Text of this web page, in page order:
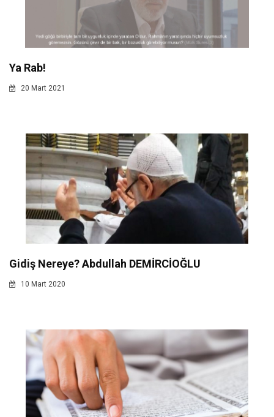
Ya Rab!
20 Mart 2021
Gidiş Nereye? Abdullah DEMİRCİOĞLU
10 Mart 2020